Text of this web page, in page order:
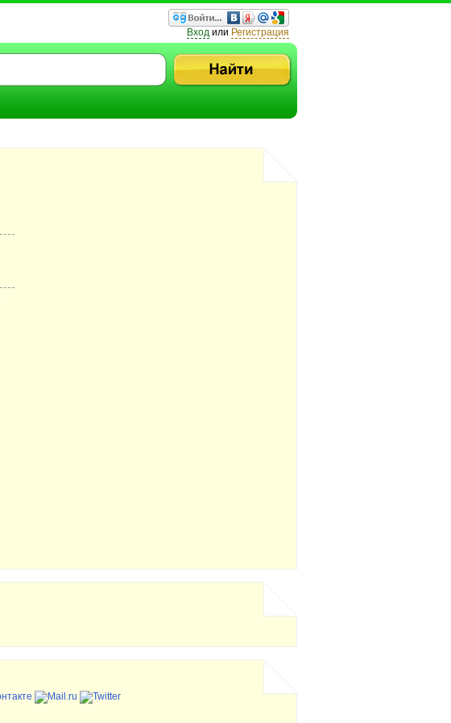
Вход или Регистрация